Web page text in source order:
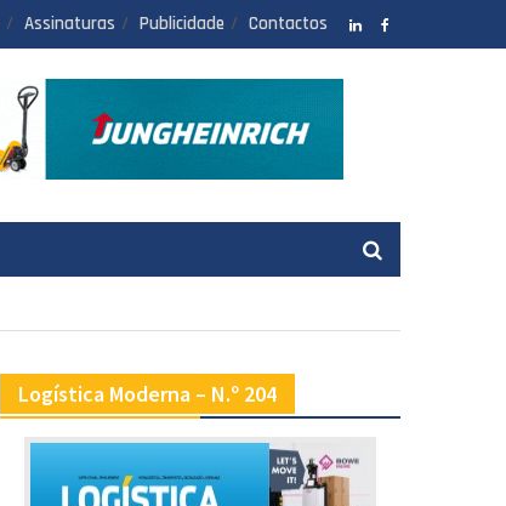
Assinaturas Publicidade Contactos
Logística Moderna – N.º 204